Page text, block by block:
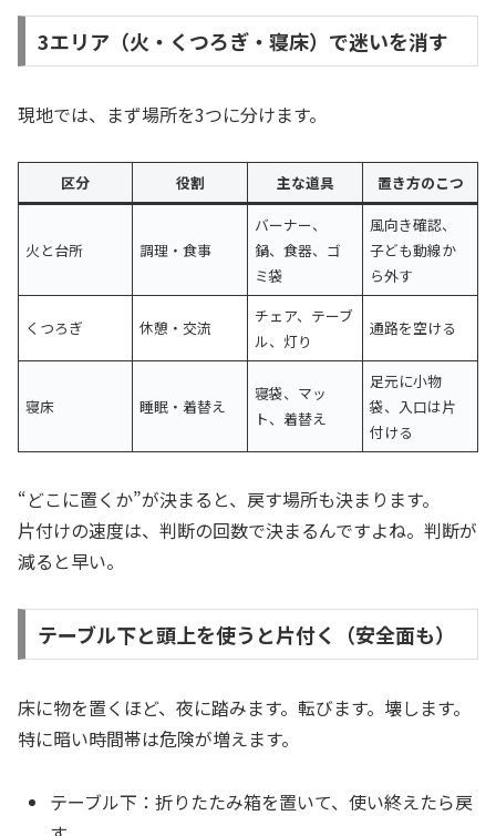
3エリア（火・くつろぎ・寝床）で迷いを消す
現地では、まず場所を3つに分けます。
区分 役割 主な道具 置き方のこつ
火と台所 調理・食事
バーナー、
鍋、食器、ゴ
ミ袋
風向き確認、
子ども動線か
ら外す
くつろぎ 休憩・交流
チェア、テーブ
ル、灯り
通路を空ける
寝床 睡眠・着替え
寝袋、マッ
ト、着替え
足元に小物
袋、入口は片
付ける
“どこに置くか”が決まると、戻す場所も決まります。
片付けの速度は、判断の回数で決まるんですよね。判断が
減ると早い。
テーブル下と頭上を使うと片付く（安全面も）
床に物を置くほど、夜に踏みます。転びます。壊します。
特に暗い時間帯は危険が増えます。
テーブル下：折りたたみ箱を置いて、使い終えたら戻